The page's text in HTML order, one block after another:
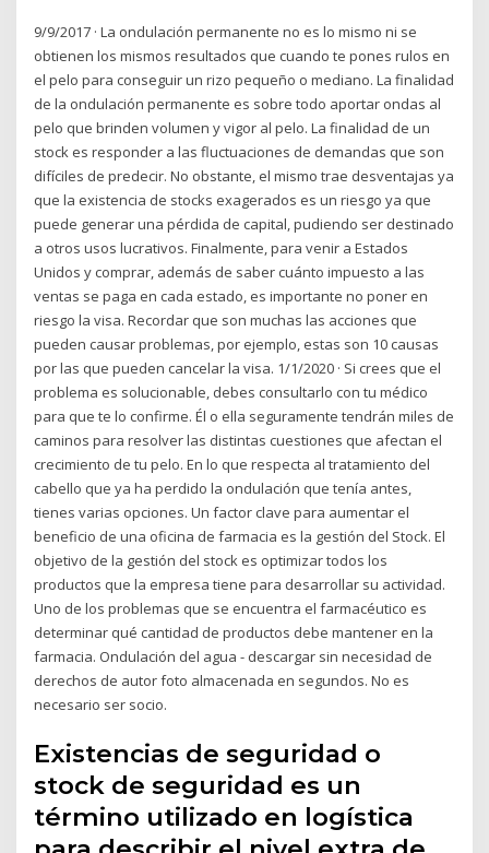
9/9/2017 · La ondulación permanente no es lo mismo ni se
obtienen los mismos resultados que cuando te pones rulos en
el pelo para conseguir un rizo pequeño o mediano. La finalidad
de la ondulación permanente es sobre todo aportar ondas al
pelo que brinden volumen y vigor al pelo. La finalidad de un
stock es responder a las fluctuaciones de demandas que son
difíciles de predecir. No obstante, el mismo trae desventajas ya
que la existencia de stocks exagerados es un riesgo ya que
puede generar una pérdida de capital, pudiendo ser destinado
a otros usos lucrativos. Finalmente, para venir a Estados
Unidos y comprar, además de saber cuánto impuesto a las
ventas se paga en cada estado, es importante no poner en
riesgo la visa. Recordar que son muchas las acciones que
pueden causar problemas, por ejemplo, estas son 10 causas
por las que pueden cancelar la visa. 1/1/2020 · Si crees que el
problema es solucionable, debes consultarlo con tu médico
para que te lo confirme. Él o ella seguramente tendrán miles de
caminos para resolver las distintas cuestiones que afectan el
crecimiento de tu pelo. En lo que respecta al tratamiento del
cabello que ya ha perdido la ondulación que tenía antes,
tienes varias opciones. Un factor clave para aumentar el
beneficio de una oficina de farmacia es la gestión del Stock. El
objetivo de la gestión del stock es optimizar todos los
productos que la empresa tiene para desarrollar su actividad.
Uno de los problemas que se encuentra el farmacéutico es
determinar qué cantidad de productos debe mantener en la
farmacia. Ondulación del agua - descargar sin necesidad de
derechos de autor foto almacenada en segundos. No es
necesario ser socio.
Existencias de seguridad o
stock de seguridad es un
término utilizado en logística